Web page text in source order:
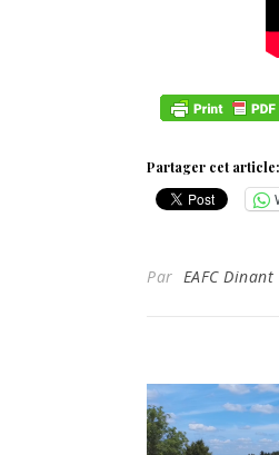
Partager cet article:
Par EAFC Dinant